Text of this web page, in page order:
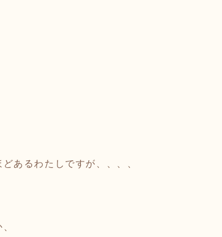
あるわたしですが、、、、